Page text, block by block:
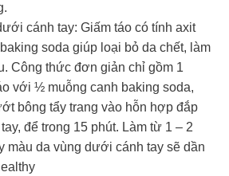
cánh tay: Giấm táo có tính axit
soda giúp loại bỏ da chết, làm
Công thức đơn giản chỉ gồm 1
với ½ muỗng canh baking soda,
bông tẩy trang vào hỗn hợp đắp
để trong 15 phút. Làm từ 1 – 2
màu da vùng dưới cánh tay sẽ dần